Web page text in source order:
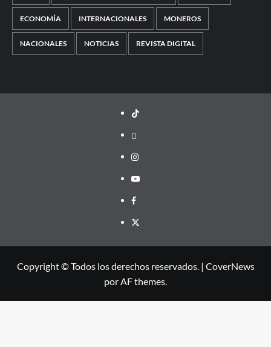
ECONOMÍA INTERNACIONALES MONEROS
NACIONALES NOTICIAS REVISTA DIGITAL
TikTok
threads
Instagram
Youtube
Facebook
X
Copyright © Todos los derechos reservados. | CoverNews
por AF themes.